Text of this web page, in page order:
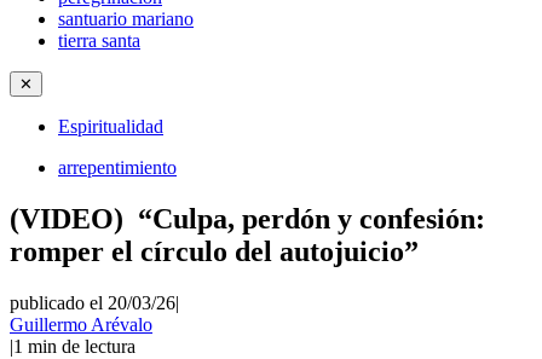
santuario mariano
tierra santa
✕
Espiritualidad
arrepentimiento
(VIDEO) “Culpa, perdón y confesión:
romper el círculo del autojuicio”
publicado el 20/03/26|
Guillermo Arévalo
|1 min de lectura